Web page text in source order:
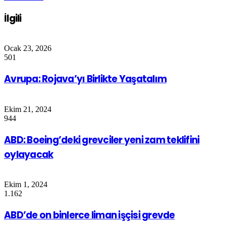
İlgili
Ocak 23, 2026
501
Avrupa: Rojava’yı Birlikte Yaşatalım
Ekim 21, 2024
944
ABD: Boeing’deki grevciler yeni zam teklifini
oylayacak
Ekim 1, 2024
1.162
ABD’de on binlerce liman işçisi grevde